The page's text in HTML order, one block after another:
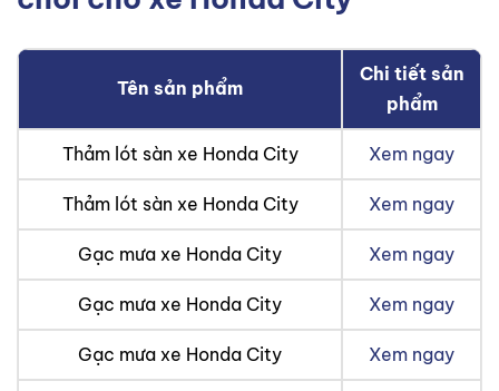
Tên sản phẩm
Chi tiết sản
phẩm
Thảm lót sàn xe Honda City Xem ngay
Thảm lót sàn xe Honda City Xem ngay
Gạc mưa xe Honda City Xem ngay
Gạc mưa xe Honda City Xem ngay
Gạc mưa xe Honda City Xem ngay